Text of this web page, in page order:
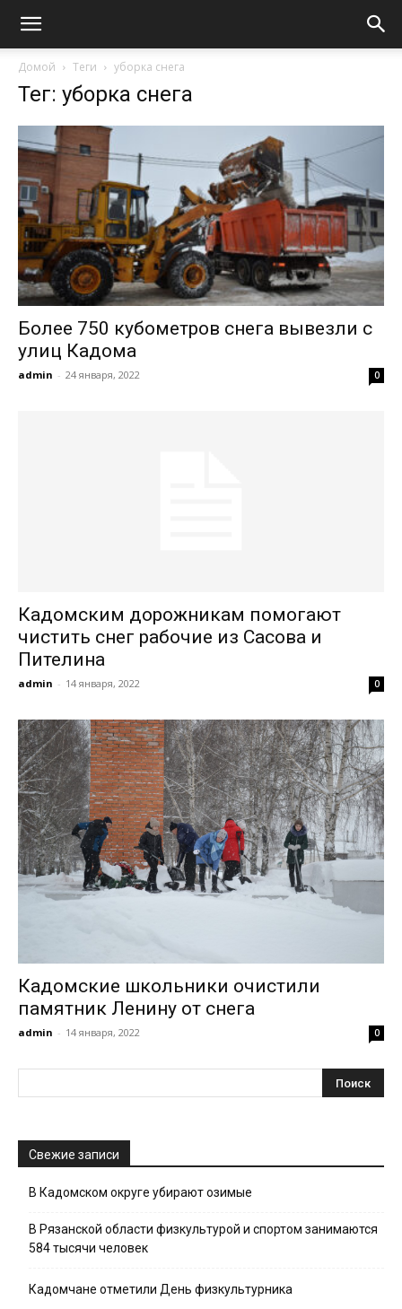
Домой Теги уборка снега
Тег: уборка снега
Более 750 кубометров снега вывезли с
улиц Кадома
admin - 24 января, 2022 0
Кадомским дорожникам помогают
чистить снег рабочие из Сасова и
Пителина
admin - 14 января, 2022 0
Кадомские школьники очистили
памятник Ленину от снега
admin - 14 января, 2022 0
Свежие записи
В Кадомском округе убирают озимые
В Рязанской области физкультурой и спортом занимаются
584 тысячи человек
Кадомчане отметили День физкультурника